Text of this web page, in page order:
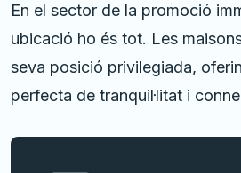
En el sector de la promoció
ubicació ho és tot. Les
seva posició privilegiada,
perfecta de tranquil·litat i